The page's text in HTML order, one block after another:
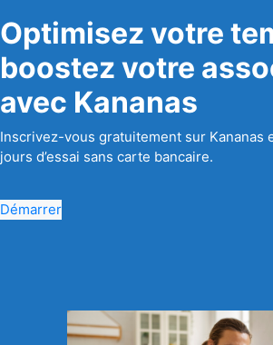
Optimisez votre
boostez votre
avec Kananas
Inscrivez-vous gratuitement sur Kananas
jours d’essai sans carte bancaire.
Démarrer